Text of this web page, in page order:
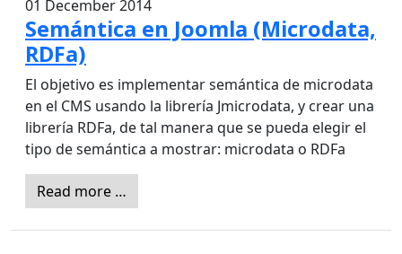
01 December 2014
Semántica en Joomla (Microdata,
RDFa)
El objetivo es implementar semántica de microdata
en el CMS usando la librería Jmicrodata, y crear una
librería RDFa, de tal manera que se pueda elegir el
tipo de semántica a mostrar: microdata o RDFa
Read more …